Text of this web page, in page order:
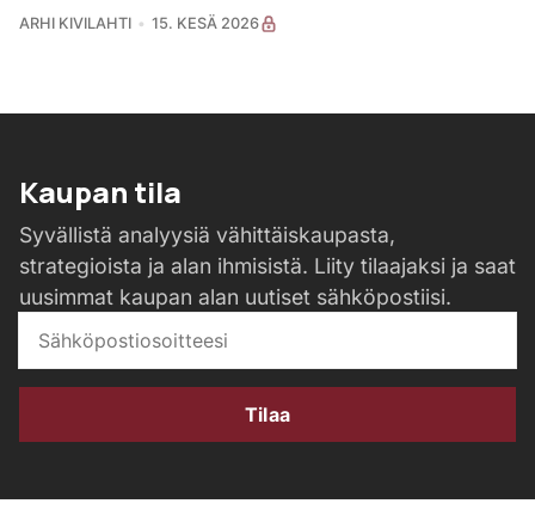
ARHI KIVILAHTI 15. KESÄ 2026
Kaupan tila
Syvällistä analyysiä vähittäiskaupasta,
strategioista ja alan ihmisistä. Liity tilaajaksi ja saat
uusimmat kaupan alan uutiset sähköpostiisi.
Tilaa